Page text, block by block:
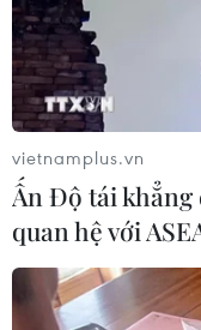
lượng an ninh Iraq
Iraq.
vietnamplus.vn
Ấn Độ tái
quan hệ với